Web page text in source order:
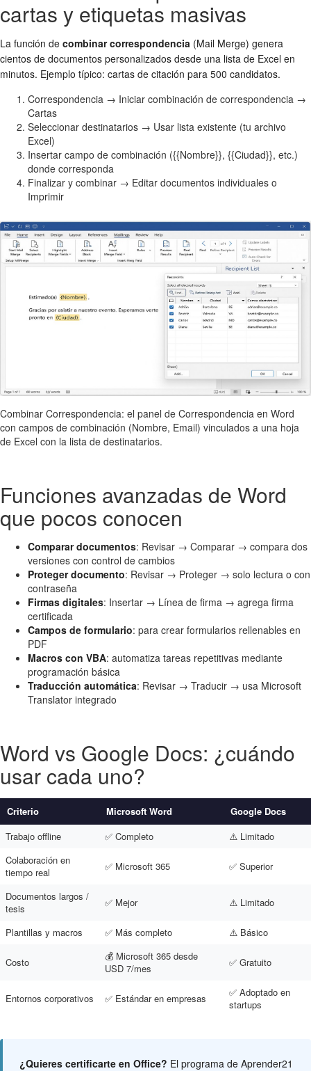
cartas y etiquetas masivas
La función de combinar correspondencia (Mail Merge) genera
cientos de documentos personalizados desde una lista de Excel en
minutos. Ejemplo típico: cartas de citación para 500 candidatos.
Correspondencia → Iniciar combinación de correspondencia →
Cartas
Seleccionar destinatarios → Usar lista existente (tu archivo
Excel)
Insertar campo de combinación ({{Nombre}}, {{Ciudad}}, etc.)
donde corresponda
Finalizar y combinar → Editar documentos individuales o
Imprimir
Combinar Correspondencia: el panel de Correspondencia en Word
con campos de combinación (Nombre, Email) vinculados a una hoja
de Excel con la lista de destinatarios.
Funciones avanzadas de Word
que pocos conocen
Comparar documentos: Revisar → Comparar → compara dos
versiones con control de cambios
Proteger documento: Revisar → Proteger → solo lectura o con
contraseña
Firmas digitales: Insertar → Línea de firma → agrega firma
certificada
Campos de formulario: para crear formularios rellenables en
PDF
Macros con VBA: automatiza tareas repetitivas mediante
programación básica
Traducción automática: Revisar → Traducir → usa Microsoft
Translator integrado
Word vs Google Docs: ¿cuándo
usar cada uno?
Criterio Microsoft Word
Google Docs
Trabajo offline
✅ Completo
⚠️ Limitado
Colaboración en
tiempo real
✅ Microsoft 365 ✅ Superior
Documentos largos /
tesis
✅ Mejor ⚠️ Limitado
Plantillas y macros ✅ Más completo ⚠️ Básico
Costo
💰 Microsoft 365 desde
USD 7/mes
✅ Gratuito
Entornos corporativos ✅ Estándar en empresas
✅ Adoptado en
startups
¿Quieres certificarte en Office? El programa de Aprender21